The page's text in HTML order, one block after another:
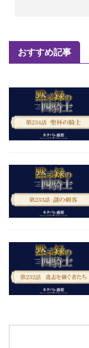
おすすめ記事